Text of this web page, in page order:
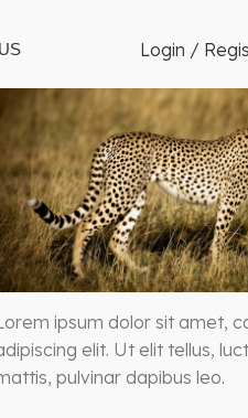
Login /
ipsum dolor sit amet,
elit. Ut elit tellus,
pulvinar dapibus leo.